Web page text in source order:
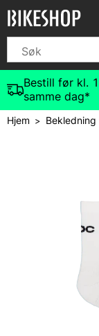
Bestill før kl.
samme dag*
Hjem> Bekledning